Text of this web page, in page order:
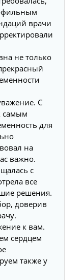
врачи
не только
С
самым
для
на
важно.
с
все
решения.
доверив
к вам.
сердцем
также у